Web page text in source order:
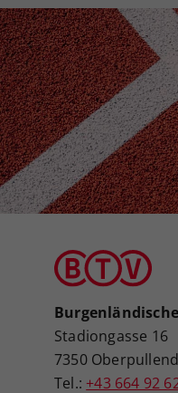
Stadiongasse 16
7350
Tel.: +43 664 92